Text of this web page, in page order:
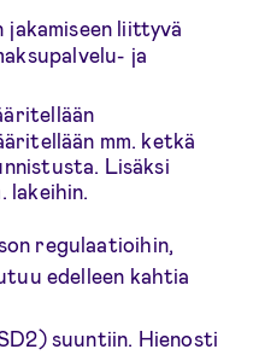
liittyvä
ja
mm. ketkä
Lisäksi
lakeihin.
regulaatioihin,
edelleen kahtia
suuntiin. Hienosti